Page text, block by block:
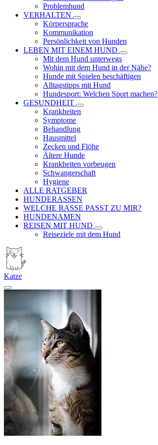
Problemhund
VERHALTEN
Körpersprache
Kommunikation
Persönlichkeit von Hunden
LEBEN MIT EINEM HUND
Mit dem Hund unterwegs
Wohin mit dem Hund in der Nähe?
Hunde mit Spielen beschäftigen
Alltagstipps mit Hund
Hundesport: Welchen Sport machen?
GESUNDHEIT
Krankheiten
Symptome
Behandlung
Hausmittel
Zecken und Flöhe
Ältere Hunde
Krankheiten vorbeugen
Schwangerschaft
Hygiene
ALLE RATGEBER
HUNDERASSEN
WELCHE RASSE PASST ZU MIR?
HUNDENAMEN
REISEN MIT HUND
Reiseziele mit dem Hund
Katze